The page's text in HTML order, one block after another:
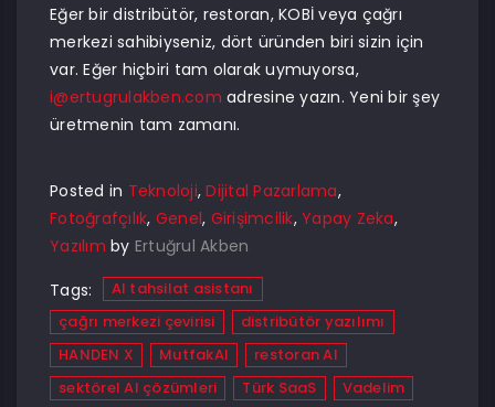
Eğer bir distribütör, restoran, KOBİ veya çağrı
merkezi sahibiyseniz, dört üründen biri sizin için
var. Eğer hiçbiri tam olarak uymuyorsa,
i@ertugrulakben.com adresine yazın. Yeni bir şey
üretmenin tam zamanı.
Posted in Teknoloji,Dijital Pazarlama,
Fotoğrafçılık, Genel, Girişimcilik, Yapay Zeka,
Yazılım by Ertuğrul Akben
Tags:
AI tahsilat asistanı
çağrı merkezi çevirisi
distribütör yazılımı
HANDEN X
MutfakAI
restoran AI
sektörel AI çözümleri
Türk SaaS Vadelim